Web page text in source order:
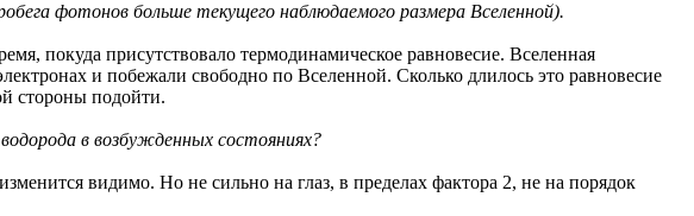
фотонов больше текущего наблюдаемого размера Вселенной).
покуда присутствовало термодинамическое равновесие. Вселенная
и побежали свободно по Вселенной. Сколько длилось это равновесие
стороны подойти.
в возбужденных состояниях?
видимо. Но не сильно на глаз, в пределах фактора 2, не на порядок